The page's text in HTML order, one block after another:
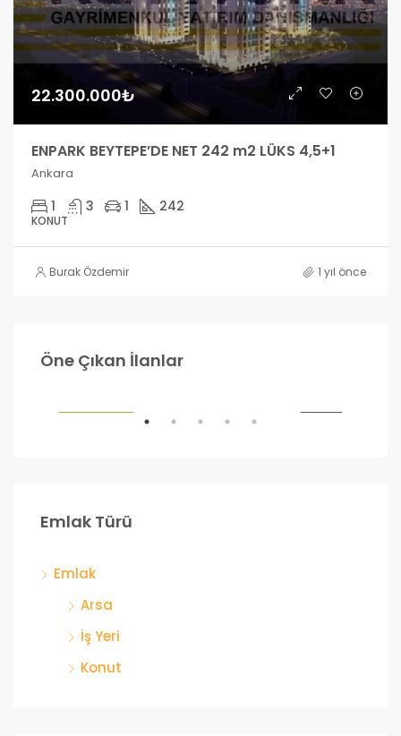
22.300.000₺
ENPARK BEYTEPE’DE NET 242 m2 LÜKS 4,5+1
Ankara
1 3 1 242
KONUT
Burak Özdemir 1 yıl önce
Öne Çıkan İlanlar
990.000₺
Ankara
Emlak Türü
Emlak
Arsa
İş Yeri
Konut